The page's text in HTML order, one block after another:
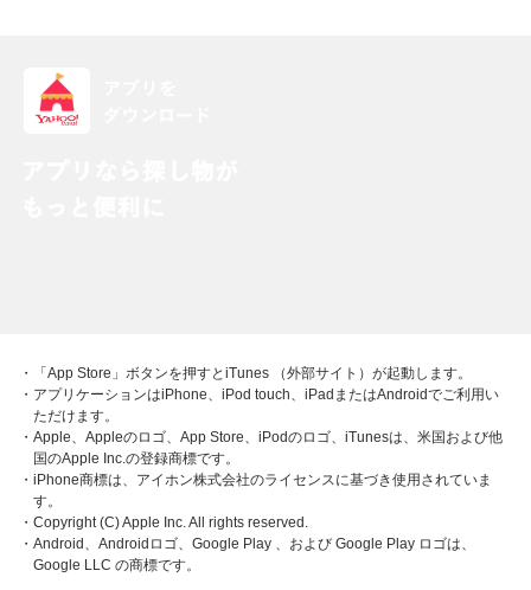
・「App Store」ボタンを押すとiTunes （外部サイト）が起動します。
・アプリケーションはiPhone、iPod touch、iPadまたはAndroidでご利用い
ただけます。
・Apple、Appleのロゴ、App Store、iPodのロゴ、iTunesは、米国および他
国のApple Inc.の登録商標です。
・iPhone商標は、アイホン株式会社のライセンスに基づき使用されていま
す。
・Copyright (C) Apple Inc. All rights reserved.
・Android、Androidロゴ、Google Play 、および Google Play ロゴは、
Google LLC の商標です。